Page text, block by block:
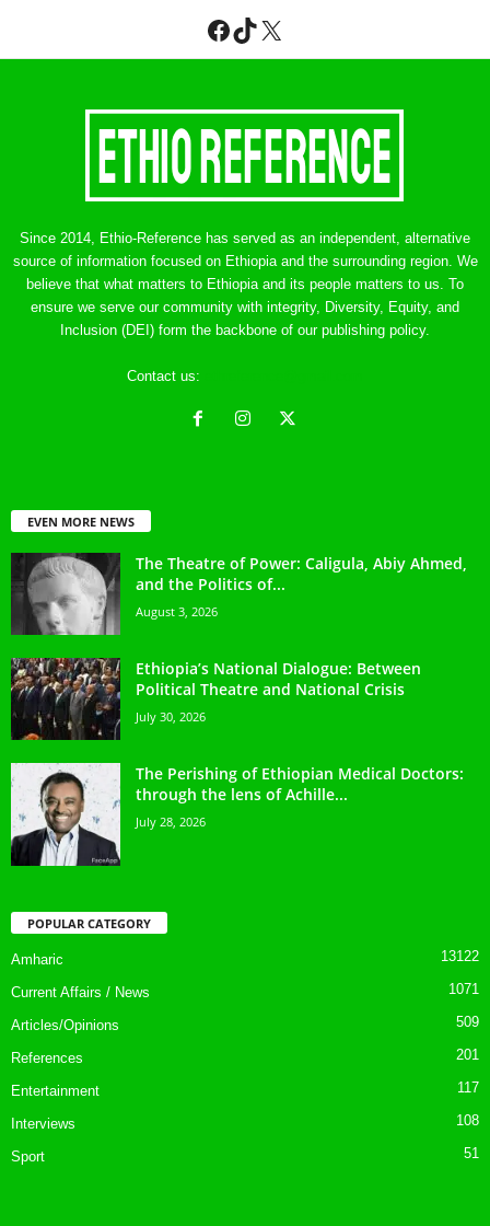
Facebook
TikTok
X
Since 2014, Ethio-Reference has served as an independent, alternative
source of information focused on Ethiopia and the surrounding region. We
believe that what matters to Ethiopia and its people matters to us. To
ensure we serve our community with integrity, Diversity, Equity, and
Inclusion (DEI) form the backbone of our publishing policy.
Contact us:
EVEN MORE NEWS
The Theatre of Power: Caligula, Abiy Ahmed,
and the Politics of...
August 3, 2026
Ethiopia’s National Dialogue: Between
Political Theatre and National Crisis
July 30, 2026
The Perishing of Ethiopian Medical Doctors:
through the lens of Achille...
July 28, 2026
POPULAR CATEGORY
Amharic 13122
Current Affairs / News 1071
Articles/Opinions 509
References 201
Entertainment 117
Interviews 108
Sport 51